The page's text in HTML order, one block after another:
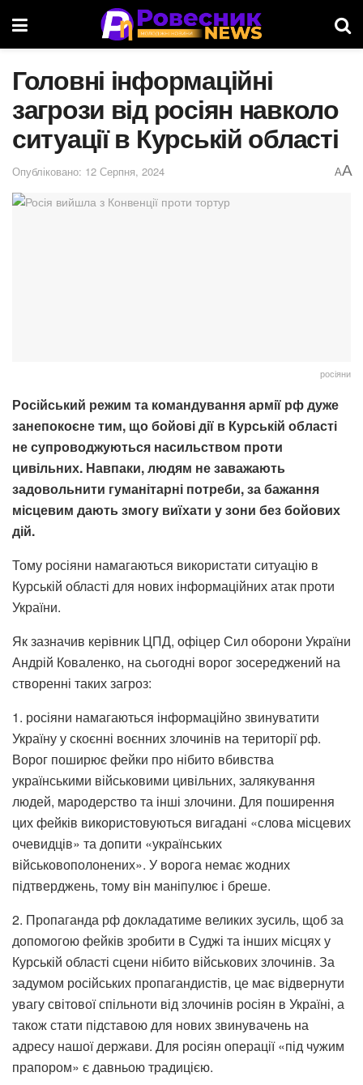
Головні інформаційні
загрози від росіян навколо
ситуації в Курській області
Опубліковано: 12 Серпня, 2024 AA
росіяни
Російський режим та командування армії рф дуже
занепокоєне тим, що бойові дії в Курській області
не супроводжуються насильством проти
цивільних. Навпаки, людям не заважають
задовольнити гуманітарні потреби, за бажання
місцевим дають змогу виїхати у зони без бойових
дій.
Тому росіяни намагаються використати ситуацію в
Курській області для нових інформаційних атак проти
України.
Як зазначив керівник ЦПД, офіцер Сил оборони України
Андрій Коваленко, на сьогодні ворог зосереджений на
створенні таких загроз:
1. росіяни намагаються інформаційно звинуватити
Україну у скоєнні воєнних злочинів на території рф.
Ворог поширює фейки про нібито вбивства
українськими військовими цивільних, залякування
людей, мародерство та інші злочини. Для поширення
цих фейків використовуються вигадані «слова місцевих
очевидців» та допити «українських
військовополонених». У ворога немає жодних
підтверджень, тому він маніпулює і бреше.
2. Пропаганда рф докладатиме великих зусиль, щоб за
допомогою фейків зробити в Суджі та інших місцях у
Курській області сцени нібито військових злочинів. За
задумом російських пропагандистів, це має відвернути
увагу світової спільноти від злочинів росіян в Україні, а
також стати підставою для нових звинувачень на
адресу нашої держави. Для росіян операції «під чужим
прапором» є давньою традицією.